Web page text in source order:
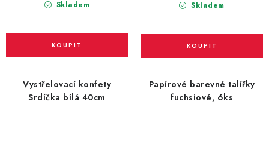
Skladem Skladem
Vystřelovací konfety
Srdíčka bílá 40cm
Papírové barevné talířky
fuchsiové, 6ks